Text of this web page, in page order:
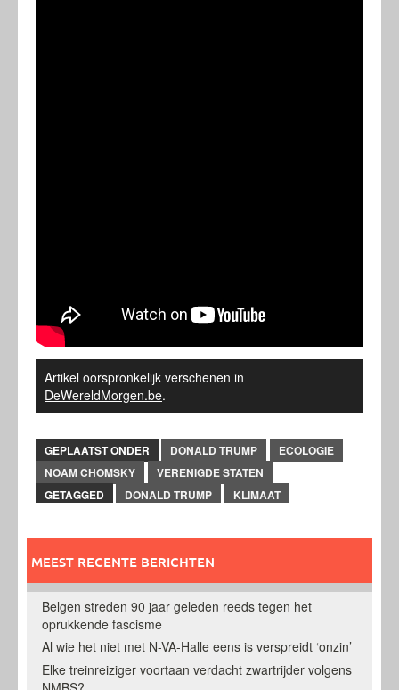
Artikel oorspronkelijk verschenen in
DeWereldMorgen.be.
GEPLAATST ONDER DONALD TRUMP
ECOLOGIE
NOAM CHOMSKY
VERENIGDE STATEN
GETAGGED
DONALD TRUMP KLIMAAT
MEEST RECENTE BERICHTEN
Belgen streden 90 jaar geleden reeds tegen het
oprukkende fascisme
Al wie het niet met N-VA-Halle eens is verspreidt ‘onzin’
Elke treinreiziger voortaan verdacht zwartrijder volgens